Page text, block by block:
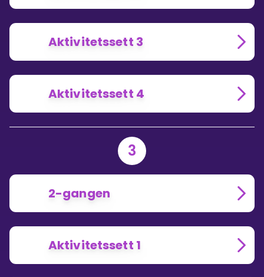
Aktivitetssett 3
Aktivitetssett 4
3
2-gangen
Aktivitetssett 1